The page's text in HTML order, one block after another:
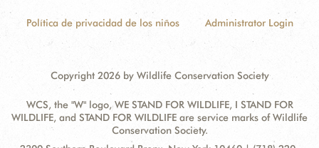
Política de privacidad de los niños Administrator Login
Copyright 2026 by Wildlife Conservation Society
WCS, the "W" logo, WE STAND FOR WILDLIFE, I STAND FOR
WILDLIFE, and STAND FOR WILDLIFE are service marks of Wildlife
Conservation Society.